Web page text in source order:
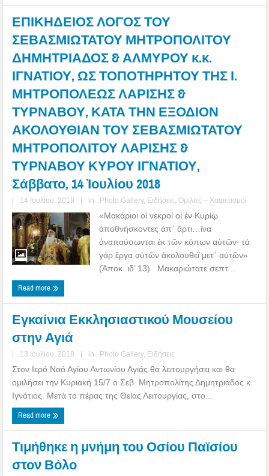
ΕΠΙΚΗΔΕΙΟΣ ΛΟΓΟΣ ΤΟΥ
ΣΕΒΑΣΜΙΩΤΑΤΟΥ ΜΗΤΡΟΠΟΛΙΤΟΥ
ΔΗΜΗΤΡΙΑΔΟΣ & ΑΛΜΥΡΟΥ κ.κ.
ΙΓΝΑΤΙΟΥ, ΩΣ ΤΟΠΟΤΗΡΗΤΟΥ ΤΗΣ Ι.
ΜΗΤΡΟΠΟΛΕΩΣ ΛΑΡΙΣΗΣ &
ΤΥΡΝΑΒΟΥ, ΚΑΤΑ ΤΗΝ ΕΞΟΔΙΟΝ
ΑΚΟΛΟΥΘΙΑΝ ΤΟΥ ΣΕΒΑΣΜΙΩΤΑΤΟΥ
ΜΗΤΡΟΠΟΛΙΤΟΥ ΛΑΡΙΣΗΣ &
ΤΥΡΝΑΒΟΥ ΚΥΡΟΥ ΙΓΝΑΤΙΟΥ,
Σάββατο, 14 Ἰουλίου 2018
| 14 Ιουλίου, 2018 | in : Photo Gallery, Ειδήσεις ,Ομιλίες – Χαιρετισμοί
«Μακάριοι οἱ νεκροί οἱ ἐν Κυρίῳ
ἀποθνήσκοντες ἀπ᾿ ἄρτι…ἵνα
ἀναπαύσωνται ἐκ τῶν κόπων αὐτῶν· τά
γάρ ἔργα αὐτῶν ἀκολουθεῖ μετ᾿ αὐτῶν»
(Ἀποκ. ιδ’ 13) Μακαριώτατε σεπτ...
Read more
Εγκαίνια Εκκλησιαστικού Μουσείου
στην Αγιά
| 13 Ιουλίου, 2018 | in : Photo Gallery, Ειδήσεις
Στον Ιερό Ναό Αγίου Αντωνίου Αγιάς θα λειτουργήσει και θα
ομιλήσει την Κυριακή 15/7 ο Σεβ. Μητροπολίτης Δημητριάδος κ.
Ιγνάτιος. Μετά το πέρας της Θείας Λειτουργίας, στο...
Read more
Τιμήθηκε η μνήμη του Οσίου Παϊσίου
στον Βόλο